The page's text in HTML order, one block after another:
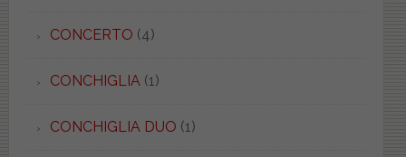
CONCERTO (4)
CONCHIGLIA (1)
CONCHIGLIA DUO (1)